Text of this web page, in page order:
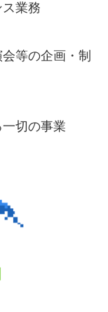
ス業務
等の企画・制
一切の事業